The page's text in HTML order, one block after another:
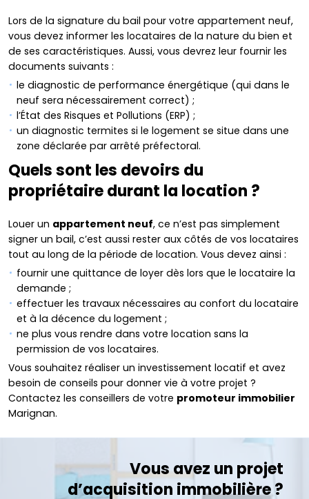
Lors de la signature du bail pour votre appartement neuf,
vous devez informer les locataires de la nature du bien et
de ses caractéristiques. Aussi, vous devrez leur fournir les
documents suivants :
le diagnostic de performance énergétique (qui dans le
neuf sera nécessairement correct) ;
l’État des Risques et Pollutions (ERP) ;
un diagnostic termites si le logement se situe dans une
zone déclarée par arrêté préfectoral.
Quels sont les devoirs du
propriétaire durant la location ?
Louer un appartement neuf, ce n’est pas simplement
signer un bail, c’est aussi rester aux côtés de vos locataires
tout au long de la période de location. Vous devez ainsi :
fournir une quittance de loyer dès lors que le locataire la
demande ;
effectuer les travaux nécessaires au confort du locataire
et à la décence du logement ;
ne plus vous rendre dans votre location sans la
permission de vos locataires.
Vous souhaitez réaliser un investissement locatif et avez
besoin de conseils pour donner vie à votre projet ?
Contactez les conseillers de votre promoteur immobilier
Marignan.
Vous avez un projet
d’acquisition immobilière ?